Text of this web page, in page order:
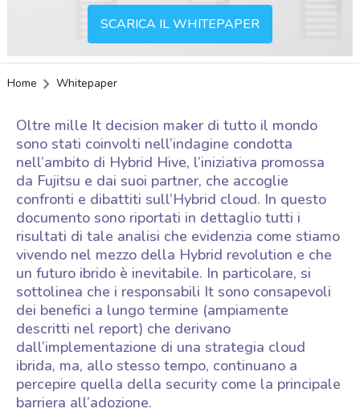
SCARICA IL WHITEPAPER
Home Whitepaper
Oltre mille It decision maker di tutto il mondo
sono stati coinvolti nell’indagine condotta
nell’ambito di Hybrid Hive, l’iniziativa promossa
da Fujitsu e dai suoi partner, che accoglie
confronti e dibattiti sull’Hybrid cloud. In questo
documento sono riportati in dettaglio tutti i
risultati di tale analisi che evidenzia come stiamo
vivendo nel mezzo della Hybrid revolution e che
un futuro ibrido è inevitabile. In particolare, si
sottolinea che i responsabili It sono consapevoli
dei benefici a lungo termine (ampiamente
descritti nel report) che derivano
dall’implementazione di una strategia cloud
ibrida, ma, allo stesso tempo, continuano a
percepire quella della security come la principale
barriera all’adozione.